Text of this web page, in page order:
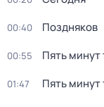
00:40 Поздняков
00:55 Пять
01:47 Пять